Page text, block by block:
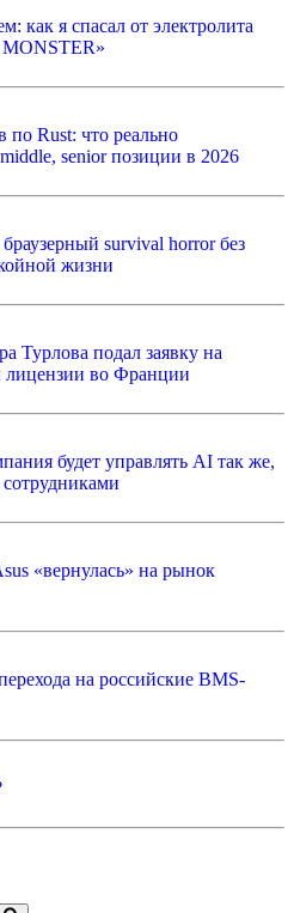
как я спасал от электролита
по Rust: что реально
senior позиции в 2026
survival horror без
жизни
Турлова подал заявку на
лицензии во Франции
будет управлять AI так же,
сотрудниками
«вернулась» на рынок
на российские BMS-